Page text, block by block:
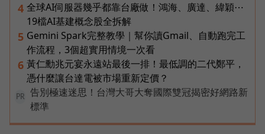
4 全球AI伺服器幾乎都靠台廠做！鴻海、廣達、緯穎⋯
19檔AI基建概念股全拆解
5 Gemini Spark完整教學｜幫你讀Gmail、自動跑完工
作流程，3個超實用情境一次看
6 黃仁勳兆元宴永遠站最後一排！最低調的二代鄭平，
憑什麼讓台達電被市場重新定價？
PR
告別極速迷思！台灣大哥大奪國際雙冠揭密好網路新
標準